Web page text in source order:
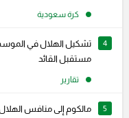
كرة سعودية
4
تشكيل الهلال في الموسم
مستقبل القائد
تقارير
5 مالكوم إلى منافس